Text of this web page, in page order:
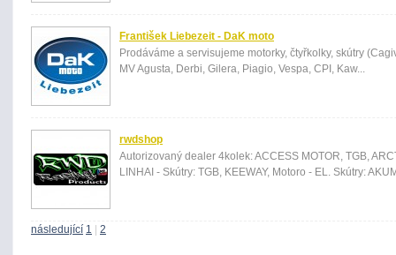
František Liebezeit - DaK moto
Prodáváme a servisujeme motorky, čtyřkolky, skútry
MV Agusta, Derbi, Gilera, Piagio, Vespa, CPI, Kaw...
rwdshop
Autorizovaný dealer 4kolek: ACCESS MOTOR, TGB,
LINHAI - Skútry: TGB, KEEWAY, Motoro - EL. Skútry:
následující 1 2